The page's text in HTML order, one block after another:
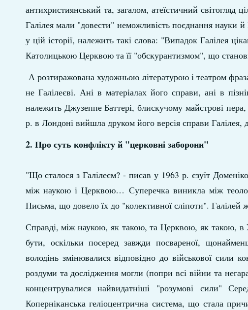
антихристиянський та, загалом, атеїстичний світогляд
Галілея мали "довести" неможливість поєднання
у цій історії, належить такі слова: "Випадок Галілея
Католицькою Церквою та її "обскурантизмом", що
А розтиражована художньою літературою і театром
не Галілеєві. Ані в матеріалах його справи, ані в
належить Джузеппе Баттері, блискучому майстрові
р. в Лондоні вийшла друком його версія справи Галілея,
2. Про суть конфлікту й "церковні заборони"
"Що сталося з Галілеєм? - писав у 1963 р. єзуїт
між наукою і Церквою… Суперечка виникла між
Письма, що довело їх до "колективної сліпоти".
Справді, між наукою, як такою, та Церквою, як такою, в
бути, оскільки посеред завжди посвареної,
володінь змінювалися відповідно до військової сили
роздуми та дослідження могли (попри всі війни та
концентрувалися найвидатніші "розумові сили"
Коперніканська геліоцентрична система, що стала